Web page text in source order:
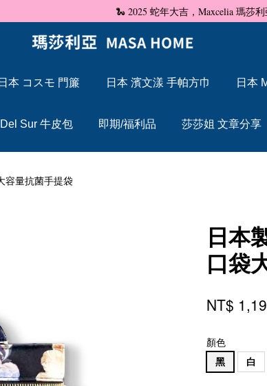
年大吉，Maxcelia 瑪莎利亞 蛇年伊始，祝福大家「蛇」來運轉
日本 コスモ 門簾 日本 濱文漾 手帕方巾 日本
Sur 牛皮包 即期/福利品 莎莎姐 文章分享
容量抗菌手提袋
日本
口袋
NT$
顏色
黑 白
您的購物車目前還是空的。